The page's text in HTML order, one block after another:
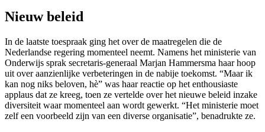
Nieuw beleid
In de laatste toespraak ging het over de maatregelen die de
Nederlandse regering momenteel neemt. Namens het ministerie van
Onderwijs sprak secretaris-generaal Marjan Hammersma haar hoop
uit over aanzienlijke verbeteringen in de nabije toekomst. “Maar ik
kan nog niks beloven, hè” was haar reactie op het enthousiaste
applaus dat ze kreeg, toen ze vertelde over het nieuwe beleid inzake
diversiteit waar momenteel aan wordt gewerkt. “Het ministerie moet
zelf een voorbeeld zijn van een diverse organisatie”, benadrukte ze.